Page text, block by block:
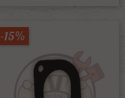
-15%